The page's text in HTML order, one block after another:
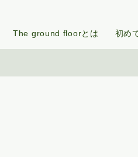
The ground floorとは 初め